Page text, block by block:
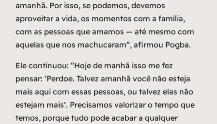
amanhã. Por isso, se podemos, devemos
aproveitar a vida, os momentos com a família,
com as pessoas que amamos — até mesmo com
aquelas que nos machucaram”, afirmou Pogba.
Ele continuou: “Hoje de manhã isso me fez
pensar: ‘Perdoe. Talvez amanhã você não esteja
mais aqui com essas pessoas, ou talvez elas não
estejam mais’. Precisamos valorizar o tempo que
temos, porque tudo pode acabar a qualquer